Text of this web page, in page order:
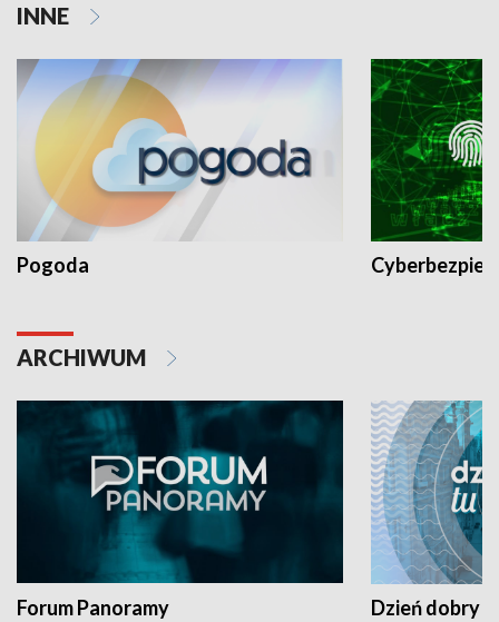
INNE
Pogoda
ARCHIWUM
Forum Panoramy Dzień dobry